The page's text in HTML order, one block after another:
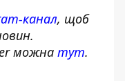
канал, щоб
можна тут.